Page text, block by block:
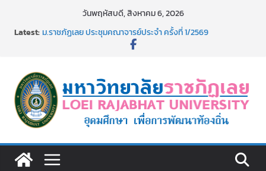
วันพฤหัสบดี, สิงหาคม 6, 2026
Latest:สนับสนุน สังกัดมหาวิทยาลัยราชภัฏเลย ครั้งที่ 2/2569
ม.ราชภัฏเลย ประชุมคณาจารย์ประจำ ครั้งที่ 1/2569
ม.ราชภัฏเลย จัดกิจกรรมจิตอาสาบำเพ็ญสาธารณประโยชน์ และ
บำเพ็ญสาธารณกุศล 69
รายชื่อผู้ผ่านการสอบแข่งขันเพื่อเป็นลูกจ้างชั่วคราว (รายวัน)
สังกัดมหาวิทยาลัยราชภัฏเลย ด้วยเงินนอกงบประมาณ ประเภท
เงินรายได้